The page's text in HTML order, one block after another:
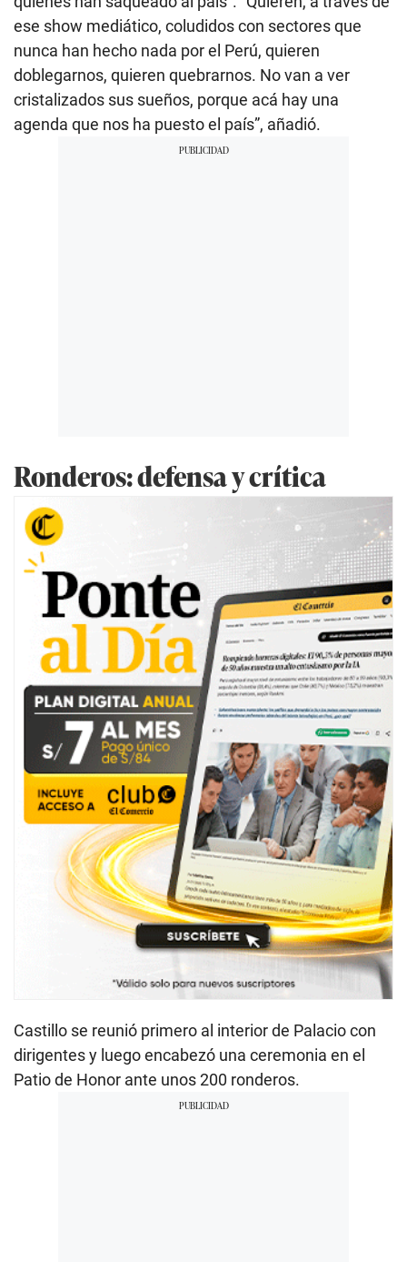
ese show mediático, coludidos con sectores que
nunca han hecho nada por el Perú, quieren
doblegarnos, quieren quebrarnos. No van a ver
cristalizados sus sueños, porque acá hay una
agenda que nos ha puesto el país”, añadió.
Ronderos: defensa y crítica
Castillo se reunió primero al interior de Palacio con
dirigentes y luego encabezó una ceremonia en el
Patio de Honor ante unos 200 ronderos.